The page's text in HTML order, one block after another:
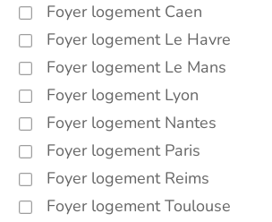
Foyer logement Caen
Foyer logement Le Havre
Foyer logement Le Mans
Foyer logement Lyon
Foyer logement Nantes
Foyer logement Paris
Foyer logement Reims
Foyer logement Toulouse